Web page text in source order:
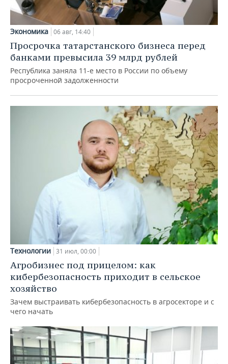
Экономика 06 авг, 14:40
Просрочка татарстанского бизнеса перед
банками превысила 39 млрд рублей
Республика заняла 11-е место в России по объему
просроченной задолженности
Технологии 31 июл, 00:00
Агробизнес под прицелом: как
кибербезопасность приходит в сельское
хозяйство
Зачем выстраивать кибербезопасность в агросекторе и с
чего начать